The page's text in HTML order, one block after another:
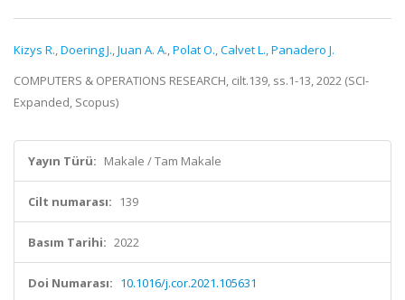
Kizys R.,Doering J.,Juan A. A.,Polat O.,Calvet L.,Panadero J.
COMPUTERS & OPERATIONS RESEARCH, cilt.139, ss.1-13, 2022 (SCI-
Expanded, Scopus)
Yayın Türü: Makale / Tam Makale
Cilt numarası: 139
Basım Tarihi: 2022
Doi Numarası: 10.1016/j.cor.2021.105631